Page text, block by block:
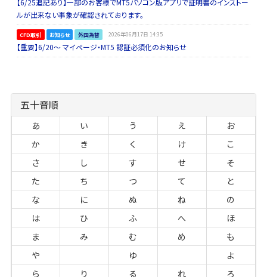
【6/25追記あり】一部のお客様でMT5パソコン版アプリで証明書のインストー
ルが出来ない事象が確認されております。
CFD取引 お知らせ 外国為替 2026年06月17日 14:35
【重要】6/20～ マイページ・MT5 認証必須化のお知らせ
五十音順
あ い う え
お
か
き く け
こ
さ
し す せ
そ
た
ち つ て
と
な
に ぬ ね
の
は
ひ ふ へ
ほ
ま
み む め
も
や
ゆ
よ
ら
り る れ
ろ